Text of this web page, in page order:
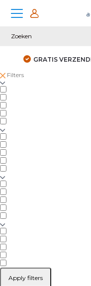
GRATIS
Filters
Apply filters